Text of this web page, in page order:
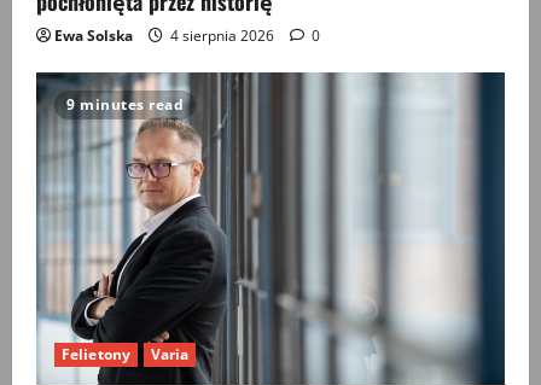
Ewa Solska 4 sierpnia 2026 0
9 minutes read
Felietony Varia